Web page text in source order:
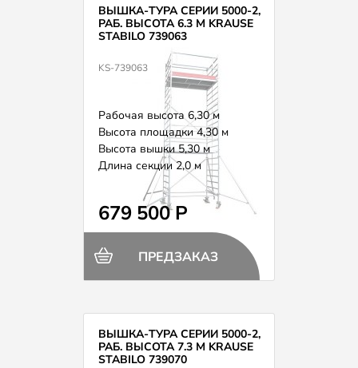
ВЫШКА-ТУРА СЕРИИ 5000-2,
РАБ. ВЫСОТА 6.3 М KRAUSE
STABILO 739063
KS-739063
Рабочая высота 6,30 м
Высота площадки 4,30 м
Высота вышки 5,30 м
Длина секции 2,0 м
Вес 180,0 кг
679 500 Р
ПРЕДЗАКАЗ
ВЫШКА-ТУРА СЕРИИ 5000-2,
РАБ. ВЫСОТА 7.3 М KRAUSE
STABILO 739070